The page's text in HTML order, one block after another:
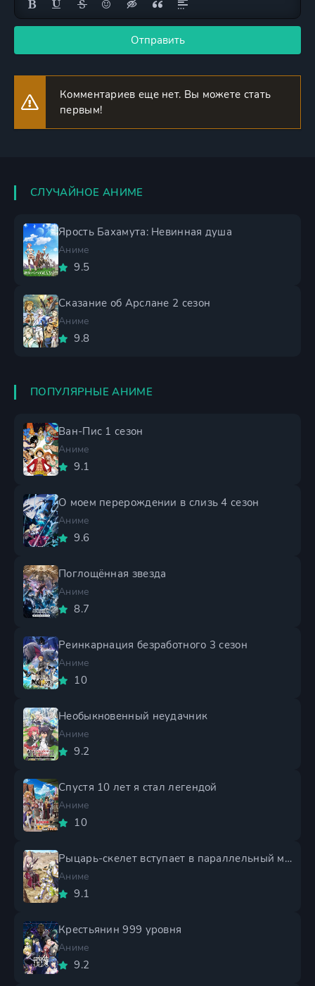
Отправить
Комментариев еще нет. Вы можете стать
первым!
СЛУЧАЙНОЕ АНИМЕ
Ярость Бахамута: Невинная душа
Аниме
9.5
Сказание об Арслане 2 сезон
Аниме
9.8
ПОПУЛЯРНЫЕ АНИМЕ
Ван-Пис 1 сезон
Аниме
9.1
О моем перерождении в слизь 4 сезон
Аниме
9.6
Поглощённая звезда
Аниме
8.7
Реинкарнация безработного 3 сезон
Аниме
10
Необыкновенный неудачник
Аниме
9.2
Спустя 10 лет я стал легендой
Аниме
10
Рыцарь-скелет вступает в параллельный мир 2 сезон
Аниме
9.1
Крестьянин 999 уровня
Аниме
9.2